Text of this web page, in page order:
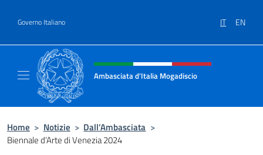
Governo Italiano IT EN
Intestazione sito, social e menù
Ambasciata d'Italia Mogadiscio
Home > Notizie > Dall’Ambasciata >
Biennale d’Arte di Venezia 2024